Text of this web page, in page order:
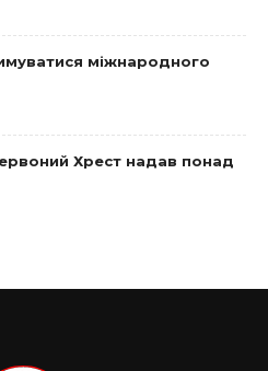
міжнародного
Хрест надав понад